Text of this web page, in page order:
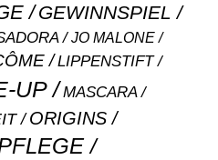
GEWINNSPIEL
JO MALONE
LIPPENSTIFT
UP MASCARA
ORIGINS